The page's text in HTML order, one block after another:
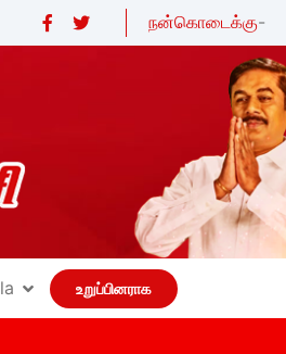
நன்கொடைக்கு-
உறுப்பினராக